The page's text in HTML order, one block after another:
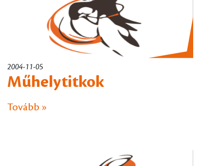
2004-11-05
Műhelytitkok
Tovább »